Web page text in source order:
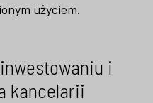
użyciem.
i
kancelarii